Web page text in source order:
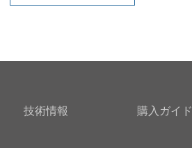
技術情報 購入ガイド